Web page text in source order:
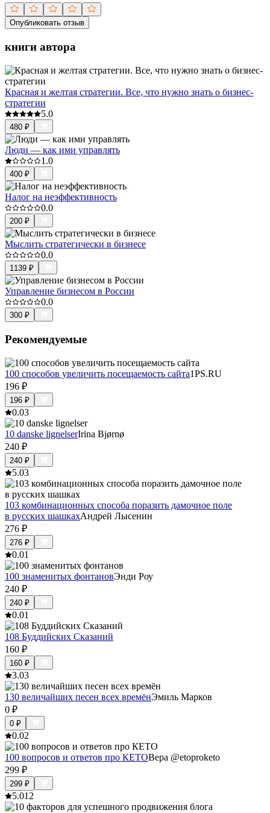
Опубликовать отзыв
книги автора
Красная и желтая стратегии. Все, что нужно знать о бизнес-
стратегии
5.0
480 ₽
Люди — как ими управлять
1.0
400 ₽
Налог на неэффективность
0.0
200 ₽
Мыслить стратегически в бизнесе
0.0
1139 ₽
Управление бизнесом в России
0.0
300 ₽
Рекомендуемые
100 способов увеличить посещаемость сайта1PS.RU
196 ₽
196 ₽
0.03
10 danske lignelserIrina Bjørnø
240 ₽
240 ₽
5.03
103 комбинационных способа поразить дамочное поле
в русских шашкахАндрей Лысенин
276 ₽
276 ₽
0.01
100 знаменитых фонтановЭнди Роу
240 ₽
240 ₽
0.01
108 Буддийских Сказаний
160 ₽
160 ₽
3.03
130 величайших песен всех времёнЭмиль Марков
0 ₽
0 ₽
0.02
100 вопросов и ответов про КЕТОВера @etoproketo
299 ₽
299 ₽
5.012